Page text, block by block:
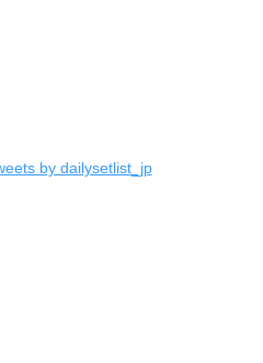
by dailysetlist_jp